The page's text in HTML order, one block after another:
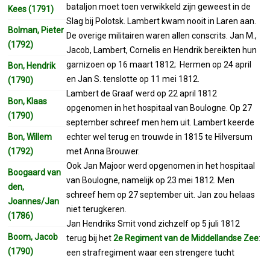
bataljon moet toen verwikkeld zijn geweest in de
Slag bij Polotsk. Lambert kwam nooit in Laren aan.
De overige militairen waren allen conscrits. Jan M.,
Jacob, Lambert, Cornelis en Hendrik bereikten hun
garnizoen op 16 maart 1812; Hermen op 24 april
en Jan S. tenslotte op 11 mei 1812.
Lambert de Graaf werd op 22 april 1812
opgenomen in het hospitaal van Boulogne. Op 27
september schreef men hem uit. Lambert keerde
echter wel terug en trouwde in 1815 te Hilversum
met Anna Brouwer.
Ook Jan Majoor werd opgenomen in het hospitaal
van Boulogne, namelijk op 23 mei 1812. Men
schreef hem op 27 september uit. Jan zou helaas
niet terugkeren.
Jan Hendriks Smit vond zichzelf op 5 juli 1812
terug bij het2e Regiment van de Middellandse Zee:
een strafregiment waar een strengere tucht
Kees (1791)
Bolman, Pieter
(1792)
Bon, Hendrik
(1790)
Bon, Klaas
(1790)
Bon, Willem
(1792)
Boogaard van
den,
Joannes/Jan
(1786)
Boom, Jacob
(1790)